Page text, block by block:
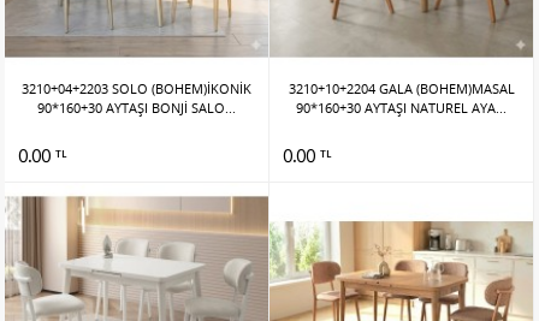
3210+04+2203 SOLO (BOHEM)İKONİK
90*160+30 AYTAŞI BONJİ SALO...
0.00 TL
3210+10+2204 GALA (BOHEM)MASAL
90*160+30 AYTAŞI NATUREL AYA...
0.00 TL